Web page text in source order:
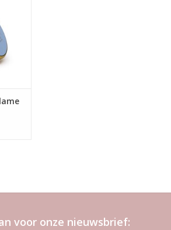
voor onze nieuwsbrief: